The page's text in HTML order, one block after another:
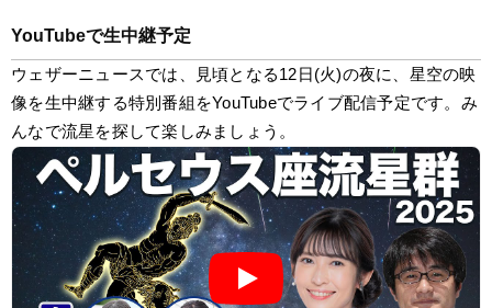
YouTubeで生中継予定
ウェザーニュースでは、見頃となる12日(火)の夜に、星空の映
像を生中継する特別番組をYouTubeでライブ配信予定です。み
んなで流星を探して楽しみましょう。